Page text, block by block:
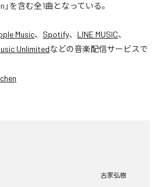
を含む全1曲となっている。
Music、 Spotify、 LINE MUSIC、
Unlimitedなどの音楽配信サービスで
古家弘樹